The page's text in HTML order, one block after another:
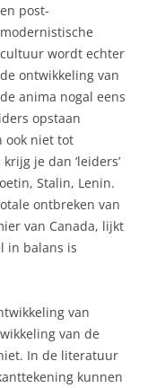
en post-
modernistische
cultuur wordt echter
de ontwikkeling van
de anima nogal eens
opstaan
ook niet tot
je dan ‘leiders’
Stalin, Lenin.
ontbreken van
van Canada, lijkt
in balans is
van
van de
In de literatuur
kunnen